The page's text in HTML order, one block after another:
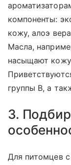
компоненты:
кожу, алоэ
Масла,
насыщают
группы B, а
3.
Для питомцев